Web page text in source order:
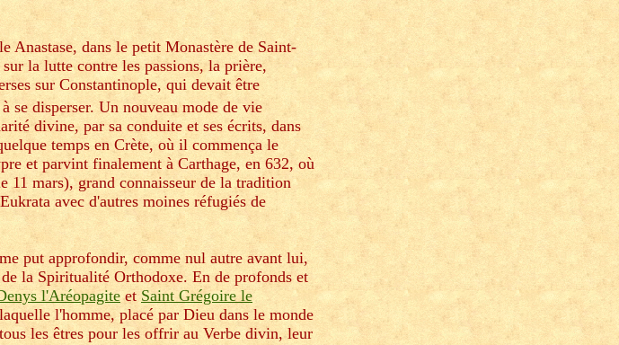
Anastase, dans le petit Monastère de Saint-
la lutte contre les passions, la prière,
sur Constantinople, qui devait être
se disperser. Un nouveau mode de vie
divine, par sa conduite et ses écrits, dans
temps en Crète, où il commença le
et parvint finalement à Carthage, en 632, où
11 mars), grand connaisseur de la tradition
avec d'autres moines réfugiés de
put approfondir, comme nul autre avant lui,
la Spiritualité Orthodoxe. En de profonds et
l'Aréopagiteet Saint Grégoire le
l'homme, placé par Dieu dans le monde
les êtres pour les offrir au Verbe divin, leur